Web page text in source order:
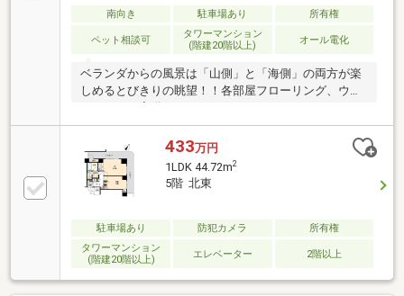
南向き 駐車場あり 所有権
ペット相談可
タワーマンション
(階建20階以上)
オール電化
ベランダからの風景は「山側」と「海側」の両方が楽
しめるとびきりの眺望！！各部屋フローリング、ウォ
433万円
1LDK 44.72m2
5階 北東
駐車場あり 防犯カメラ
所有権
タワーマンション
(階建20階以上)
エレベーター 2階以上